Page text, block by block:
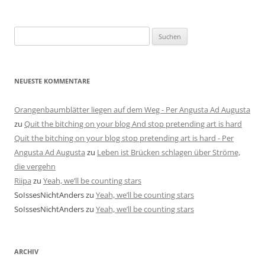
nach:
NEUESTE KOMMENTARE
Orangenbaumblätter liegen auf dem Weg - Per Angusta Ad Augusta
zu Quit the bitching on your blog And stop pretending art is hard
Quit the bitching on your blog stop pretending art is hard - Per
Angusta Ad Augusta zu Leben ist Brücken schlagen über Ströme,
die vergehn
Riipa zu Yeah, we’ll be counting stars
SoIssesNichtAnderszu Yeah, we’ll be counting stars
SoIssesNichtAnderszu Yeah, we’ll be counting stars
ARCHIV